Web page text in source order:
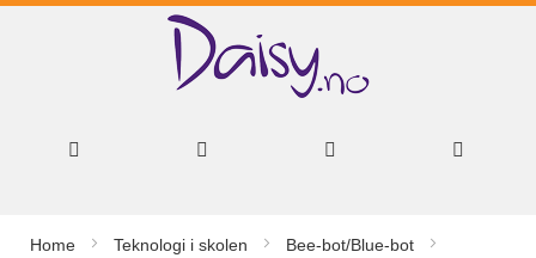
Home Teknologi i skolen
Bee-bot/Blue-bot